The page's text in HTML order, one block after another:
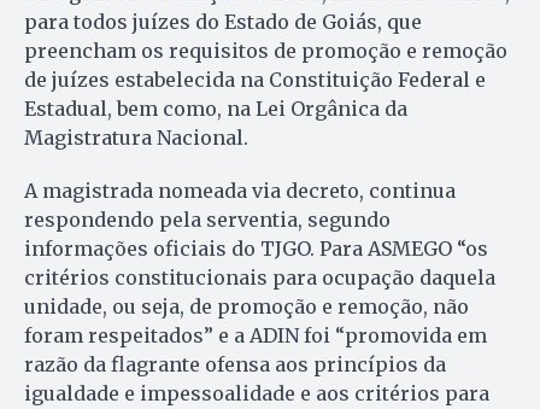
para todos juízes do Estado de Goiás, que
preencham os requisitos de promoção e remoção
de juízes estabelecida na Constituição Federal e
Estadual, bem como, na Lei Orgânica da
Magistratura Nacional.
A magistrada nomeada via decreto, continua
respondendo pela serventia, segundo
informações oficiais do TJGO. Para ASMEGO “os
critérios constitucionais para ocupação daquela
unidade, ou seja, de promoção e remoção, não
foram respeitados” e a ADIN foi “promovida em
razão da flagrante ofensa aos princípios da
igualdade e impessoalidade e aos critérios para